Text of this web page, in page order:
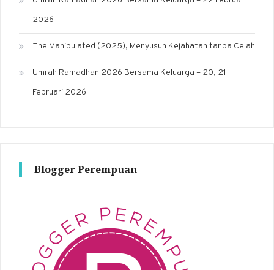
2026
The Manipulated (2025), Menyusun Kejahatan tanpa Celah
Umrah Ramadhan 2026 Bersama Keluarga – 20, 21
Februari 2026
Blogger Perempuan